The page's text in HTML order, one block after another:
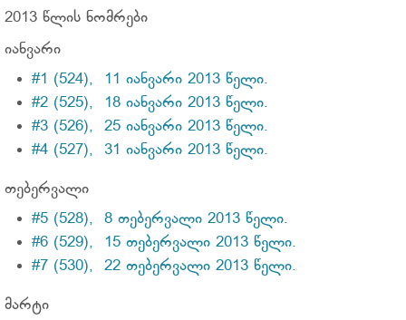
2013 წლის ნომრები
იანვარი
#1 (524), 11 იანვარი 2013 წელი.
#2 (525), 18 იანვარი 2013 წელი.
#3 (526), 25 იანვარი 2013 წელი.
#4 (527), 31 იანვარი 2013 წელი.
თებერვალი
#5 (528), 8 თებერვალი 2013 წელი.
#6 (529), 15 თებერვალი 2013 წელი.
#7 (530), 22 თებერვალი 2013 წელი.
მარტი